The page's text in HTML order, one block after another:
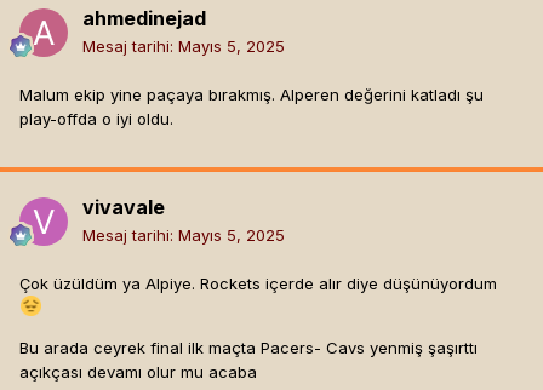
ahmedinejad
Mesaj tarihi: Mayıs 5, 2025
Malum ekip yine paçaya bırakmış. Alperen değerini katladı şu
play-offda o iyi oldu.
vivavale
Mesaj tarihi: Mayıs 5, 2025
Çok üzüldüm ya Alpiye. Rockets içerde alır diye düşünüyordum
Bu arada ceyrek final ilk maçta Pacers- Cavs yenmiş şaşırttı
açıkçası devamı olur mu acaba